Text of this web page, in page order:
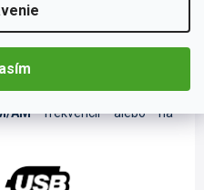
len na rozhlasové
môžete tiež streamovať
zariadenia. Ak nemáte po
nalaďte si obľúbené
AMfrekvencii alebo na